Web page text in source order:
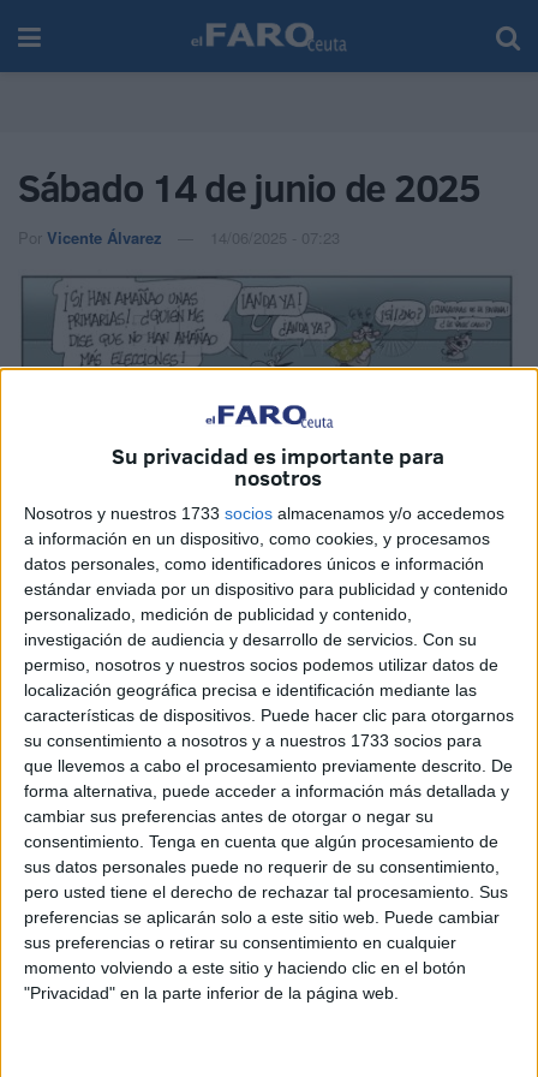
Su privacidad es importante para
nosotros
Nosotros y nuestros 1733 socios almacenamos y/o accedemos
a información en un dispositivo, como cookies, y procesamos
datos personales, como identificadores únicos e información
estándar enviada por un dispositivo para publicidad y contenido
personalizado, medición de publicidad y contenido,
investigación de audiencia y desarrollo de servicios. Con su
permiso, nosotros y nuestros socios podemos utilizar datos de
localización geográfica precisa e identificación mediante las
características de dispositivos. Puede hacer clic para otorgarnos
su consentimiento a nosotros y a nuestros 1733 socios para
que llevemos a cabo el procesamiento previamente descrito. De
forma alternativa, puede acceder a información más detallada y
cambiar sus preferencias antes de otorgar o negar su
consentimiento. Tenga en cuenta que algún procesamiento de
sus datos personales puede no requerir de su consentimiento,
pero usted tiene el derecho de rechazar tal procesamiento. Sus
preferencias se aplicarán solo a este sitio web. Puede cambiar
sus preferencias o retirar su consentimiento en cualquier
momento volviendo a este sitio y haciendo clic en el botón
"Privacidad" en la parte inferior de la página web.
Sábado 14 de junio de 2025
Por Vicente Álvarez 14/06/2025 - 07:23
RelatedPosts
Ceuta invadida, sus médicos
sobrepasados
HACE 3 MINUTOS
Carta abierta al ministro de Asuntos
Exteriores, Unión Europea y Cooperación
HACE 24 MINUTOS
El Colegio de Médicos pide a Mónica
García medidas urgentes ante la
"catástrofe asistencial" en Ceuta
HACE 36 MINUTOS
Aymane, el joven con la equipación del